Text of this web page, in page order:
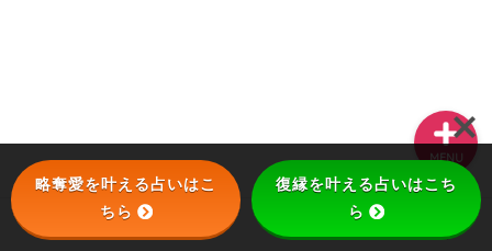
待ち受け
MENU
略奪愛を叶える占いはこ
ちら
復縁を叶える占いはこち
ら